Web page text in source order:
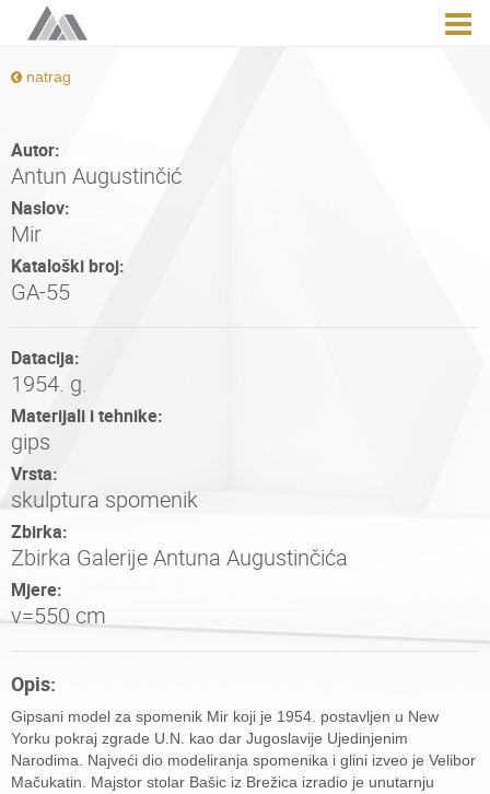
natrag
Autor:
Antun Augustinčić
Naslov:
Mir
Kataloški broj:
GA-55
Datacija:
1954. g.
Materijali i tehnike:
gips
Vrsta:
skulptura spomenik
Zbirka:
Zbirka Galerije Antuna Augustinčića
Mjere:
v=550 cm
Opis:
Gipsani model za spomenik Mir koji je 1954. postavljen u New
Yorku pokraj zgrade U.N. kao dar Jugoslavije Ujedinjenim
Narodima. Najveći dio modeliranja spomenika i glini izveo je Velibor
Mačukatin. Majstor stolar Bašic iz Brežica izradio je unutarnju